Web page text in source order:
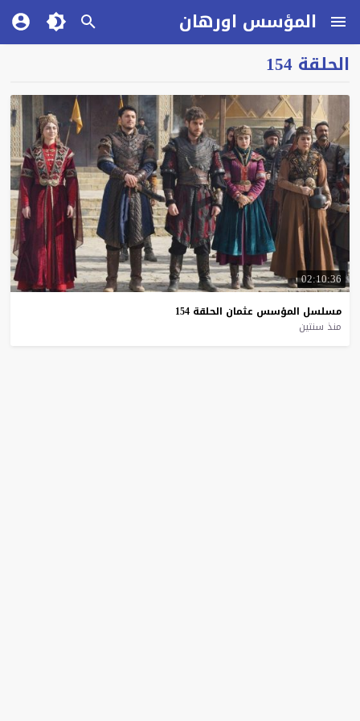
المؤسس اورهان
الحلقة 154
02:10:36
مسلسل المؤسس عثمان الحلقة 154
منذ سنتين